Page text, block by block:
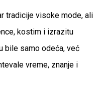
tradicije visoke mode, ali
kostim i izrazitu
bile samo odeća, već
vreme, znanje i